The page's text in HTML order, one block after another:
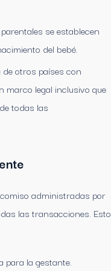
se establecen
del bebé.
otros países con
marco legal inclusivo que
todas las
administradas por
las transacciones. Esto
para la gestante.